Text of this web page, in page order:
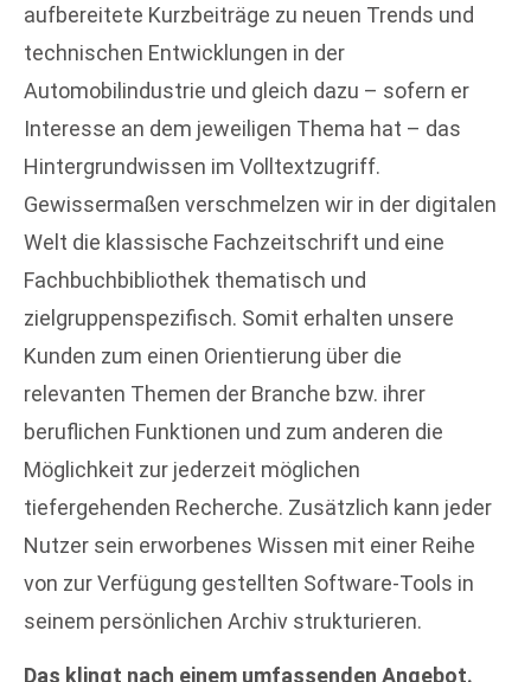
aufbereitete Kurzbeiträge zu neuen Trends und
technischen Entwicklungen in der
Automobilindustrie und gleich dazu – sofern er
Interesse an dem jeweiligen Thema hat – das
Hintergrundwissen im Volltextzugriff.
Gewissermaßen verschmelzen wir in der digitalen
Welt die klassische Fachzeitschrift und eine
Fachbuchbibliothek thematisch und
zielgruppenspezifisch. Somit erhalten unsere
Kunden zum einen Orientierung über die
relevanten Themen der Branche bzw. ihrer
beruflichen Funktionen und zum anderen die
Möglichkeit zur jederzeit möglichen
tiefergehenden Recherche. Zusätzlich kann jeder
Nutzer sein erworbenes Wissen mit einer Reihe
von zur Verfügung gestellten Software-Tools in
seinem persönlichen Archiv strukturieren.
Das klingt nach einem umfassenden Angebot.